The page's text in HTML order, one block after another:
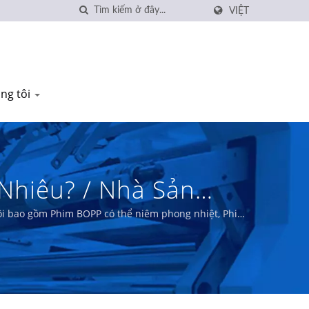
VIỆT
tôi
/ Nhà Sản
| Der Yiing
gồm Phim BOPP có thể niêm phong nhiệt, Phim